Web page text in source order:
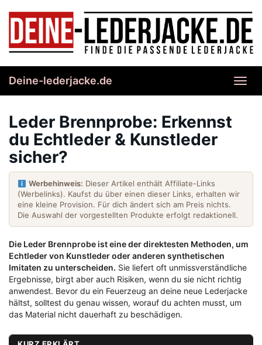
content
Deine-lederjacke.de
Leder Brennprobe: Erkennst
du Echtleder & Kunstleder
sicher?
Werbehinweis: Dieser Artikel enthält Affiliate-Links
(Werbelinks). Kaufst du über einen dieser Links, erhalten wir
eine kleine Provision. Für dich ändert sich am Preis nichts.
Die Auswahl der vorgestellten Produkte erfolgt redaktionell.
Die Leder Brennprobe ist eine der direktesten Methoden, um
Echtleder von Kunstleder oder anderen synthetischen
Imitaten zu unterscheiden. Sie liefert oft unmissverständliche
Ergebnisse, birgt aber auch Risiken, wenn du sie nicht richtig
anwendest. Bevor du ein Feuerzeug an deine neue Lederjacke
hältst, solltest du genau wissen, worauf du achten musst, um
das Material nicht dauerhaft zu beschädigen.